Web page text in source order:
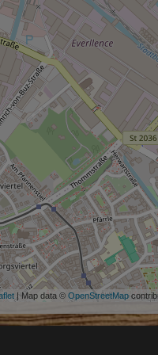
| Map data © OpenStreetMap